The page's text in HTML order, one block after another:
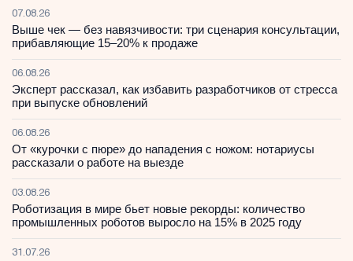
07.08.26
Выше чек — без навязчивости: три сценария консультации,
прибавляющие 15–20% к продаже
06.08.26
Эксперт рассказал, как избавить разработчиков от стресса
при выпуске обновлений
06.08.26
От «курочки с пюре» до нападения с ножом: нотариусы
рассказали о работе на выезде
03.08.26
Роботизация в мире бьет новые рекорды: количество
промышленных роботов выросло на 15% в 2025 году
31.07.26